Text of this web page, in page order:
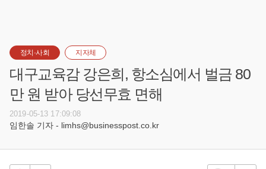
정치·사회 지자체
대구교육감 강은희, 항소심에서 벌금 80
만 원 받아 당선무효 면해
2019-05-13 17:09:08
임한솔 기자 - limhs@businesspost.co.kr